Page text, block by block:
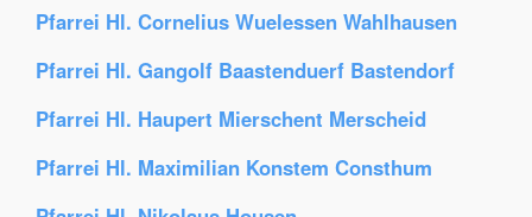
Pfarrei Hl. Cornelius Wuelessen Wahlhausen
Pfarrei Hl. Gangolf Baastenduerf Bastendorf
Pfarrei Hl. Haupert Mierschent Merscheid
Pfarrei Hl. Maximilian Konstem Consthum